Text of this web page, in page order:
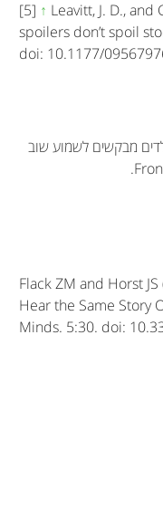
[5] ↑ Leavitt, J. D.,
spoilers don’t spoil
doi: 10.1177/
מבקשים לשמוע שוב
.
Flack ZM and Horst
Hear the Same Story
Minds. 5:30. doi: